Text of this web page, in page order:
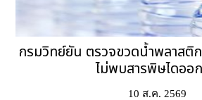
กรมวิทย์ยัน ตรวจขวดน้ำพลาสติ
ไม่พบสารพิษไดออ
10 ส.ค. 2569